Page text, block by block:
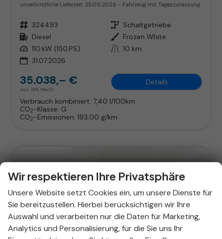
unverbindliche Lieferzeit: 25.09.2026 Fahrzeug mit Tageszulassung
Fahrzeugnr. 324493 Getriebe Schaltgetriebe
Kraftstoff Diesel Außenfarbe Frozen White
Leistung 110 kW (150 PS) Kilometerstand 10 km
31.07.2026
35.038,– €
incl. 19% MwSt.
Details
Verbrauch kombiniert: 7,40 l/100km
CO2-Klasse: G
CO2-Emissionen: 193,00 g/km
Wir respektieren Ihre Privatsphäre
Unsere Website setzt Cookies ein, um unsere Dienste für
Sie bereitzustellen. Hierbei berücksichtigen wir Ihre
Auswahl und verarbeiten nur die Daten für Marketing,
Analytics und Personalisierung, für die Sie uns Ihr